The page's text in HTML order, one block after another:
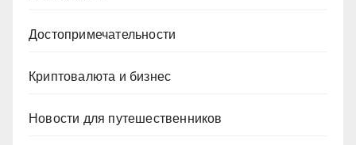
Достопримечательности
Криптовалюта и бизнес
Новости для путешественников